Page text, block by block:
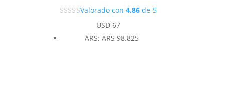
Valorado con4.86 de 5
USD 67
ARS:ARS 98.825